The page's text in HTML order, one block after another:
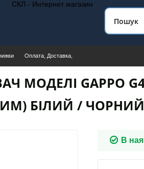
СКЛ - Интернет магазин
Оплата, Доставка,
МОДЕЛІ GAPPO
БІЛИЙ / ЧОРНИЙ
В